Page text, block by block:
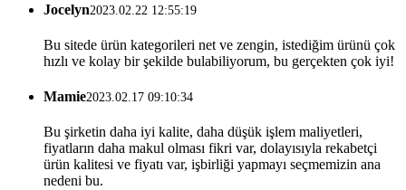
Jocelyn2023.02.22 12:55:19
Bu sitede ürün kategorileri net ve zengin, istediğim ürünü çok
hızlı ve kolay bir şekilde bulabiliyorum, bu gerçekten çok iyi!
Mamie2023.02.17 09:10:34
Bu şirketin daha iyi kalite, daha düşük işlem maliyetleri,
fiyatların daha makul olması fikri var, dolayısıyla rekabetçi
ürün kalitesi ve fiyatı var, işbirliği yapmayı seçmemizin ana
nedeni bu.